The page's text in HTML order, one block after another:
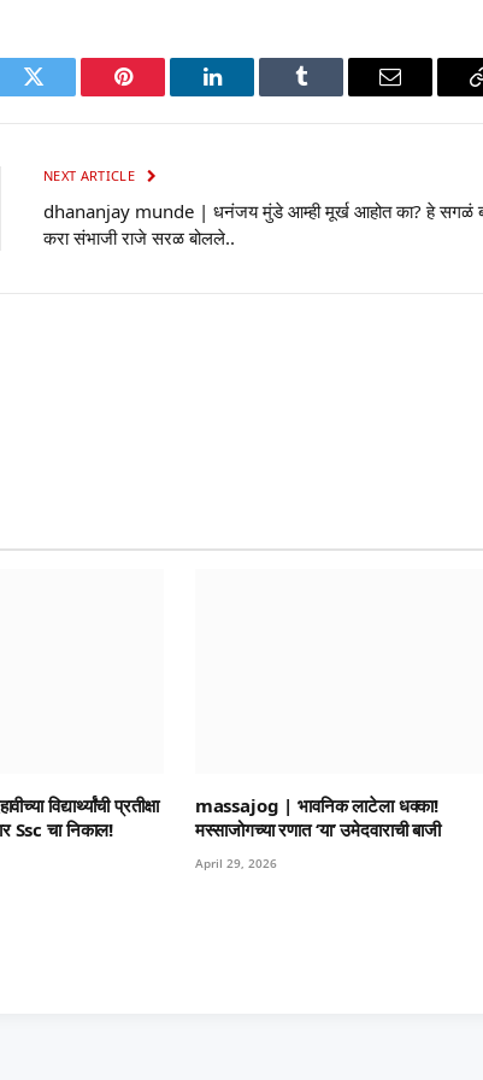
Twitter Pinterest LinkedIn Tumblr Email
NEXT ARTICLE
dhananjay munde | धनंजय मुंडे आम्ही मूर्ख आहोत का? हे सगळं
करा संभाजी राजे सरळ बोलले..
विद्यार्थ्यांची प्रतीक्षा
Ssc चा निकाल!
massajog | भावनिक लाटेला धक्का!
मस्साजोगच्या रणात ‘या’ उमेदवाराची बाजी
April 29, 2026